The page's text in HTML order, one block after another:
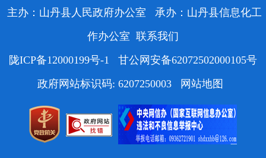
主办：山丹县人民政府办公室
承办：山丹县信息化工
作办公室 联系我们
陇ICP备12000199号-1
甘公网安备62072502000105号
政府网站标识码: 6207250003
网站地图